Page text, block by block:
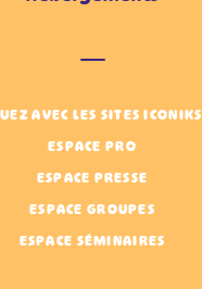
AVEC LES SITES ICONIKS
ESPACE PRO
ESPACE PRESSE
ESPACE GROUPES
ESPACE SÉMINAIRES